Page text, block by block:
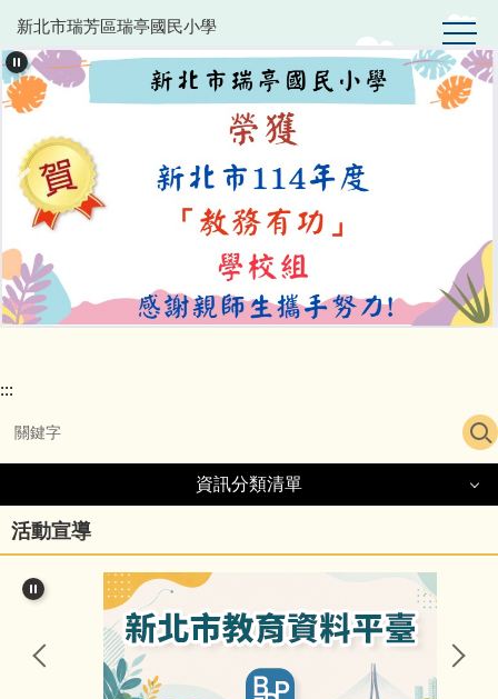
跳
到
主
要
內
區
新北市瑞芳區瑞亭國民小學
:::
資訊分類清單
行政團隊
榮譽事項與學校相關訊息
瑞亭國小臺灣母語日網站
活動宣導